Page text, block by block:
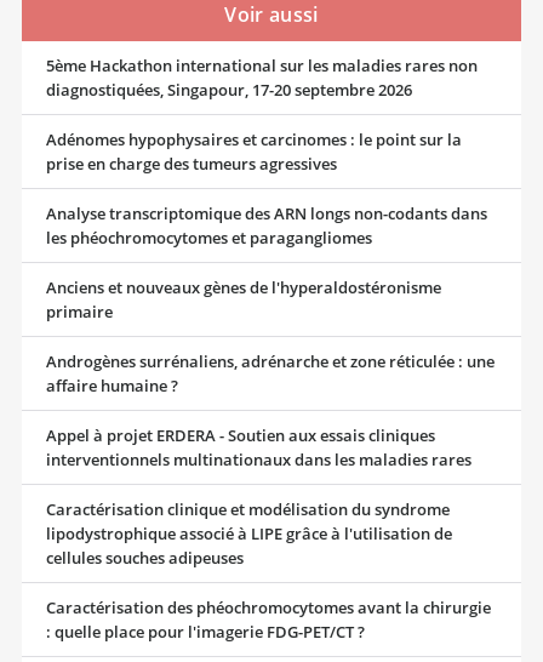
Voir aussi
5ème Hackathon international sur les maladies rares non
diagnostiquées, Singapour, 17-20 septembre 2026
Adénomes hypophysaires et carcinomes : le point sur la
prise en charge des tumeurs agressives
Analyse transcriptomique des ARN longs non-codants dans
les phéochromocytomes et paragangliomes
Anciens et nouveaux gènes de l'hyperaldostéronisme
primaire
Androgènes surrénaliens, adrénarche et zone réticulée : une
affaire humaine ?
Appel à projet ERDERA - Soutien aux essais cliniques
interventionnels multinationaux dans les maladies rares
Caractérisation clinique et modélisation du syndrome
lipodystrophique associé à LIPE grâce à l'utilisation de
cellules souches adipeuses
Caractérisation des phéochromocytomes avant la chirurgie
: quelle place pour l'imagerie FDG-PET/CT ?